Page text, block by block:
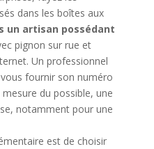
dans les boîtes aux
un artisan possédant
pignon sur rue et
Un professionnel
fournir son numéro
du possible, une
notamment pour une
est de choisir